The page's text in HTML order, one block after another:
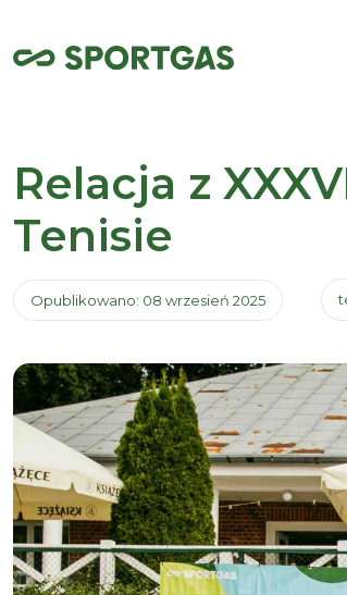
Relacja z
Tenisie
Opublikowano: 08 wrzesień 2025